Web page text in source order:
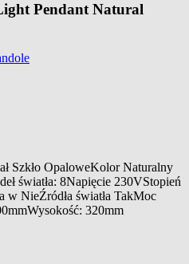
Pendant Natural
Szkło OpaloweKolor Naturalny
światła: 8Napięcie 230VStopień
w NieŹródła światła TakMoc
320mm